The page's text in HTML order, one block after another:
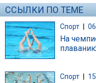
ССЫЛКИ ПО ТЕМЕ
Спорт |
На
Спорт